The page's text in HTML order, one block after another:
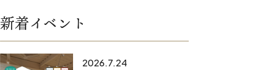
新着イベント
2026.7.24